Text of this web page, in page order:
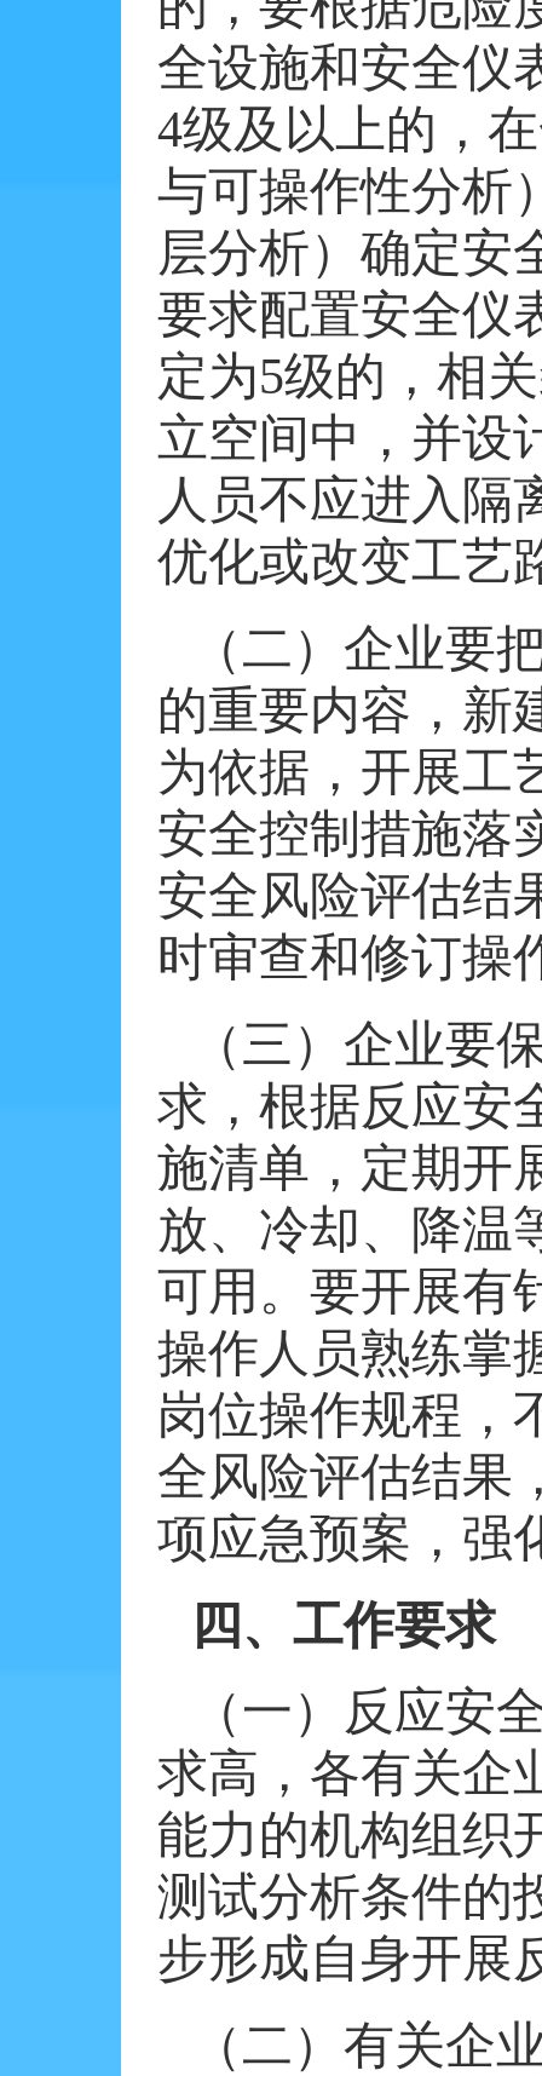
全设施和安全仪
4级及以上的，
与可操作性分析
层分析）确定安
要求配置安全仪
定为5级的，相
立空间中，并设
人员不应进入隔
优化或改变工艺
（二）企业要
的重要内容，新
为依据，开展工
安全控制措施落
安全风险评估结
时审查和修订操
（三）企业要
求，根据反应安
施清单，定期开
放、冷却、降温
可用。要开展有
操作人员熟练掌
岗位操作规程，
全风险评估结果
项应急预案，强
四、工作要求
（一）反应安
求高，各有关企
能力的机构组织
测试分析条件的
步形成自身开展
（二）有关企